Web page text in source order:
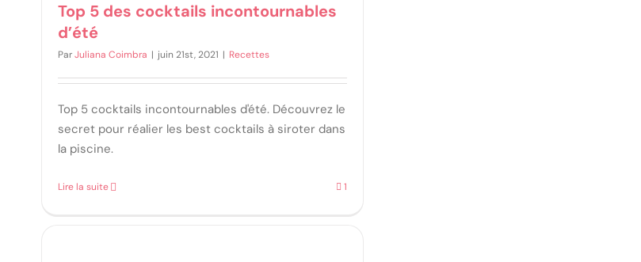
Top 5 des cocktails incontournables
d’été
ParJuliana Coimbra | juin 21st, 2021 | Recettes
Top 5 cocktails incontournables d'été. Découvrez le
secret pour réalier les best cocktails à siroter dans
la piscine.
Lire la suite 1